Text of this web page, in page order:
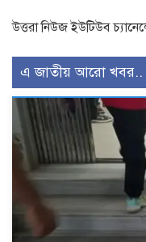
উত্তরা নিউজ ইউটিউব
এ জাতীয় আরো খবর..